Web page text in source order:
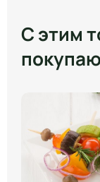
С этим